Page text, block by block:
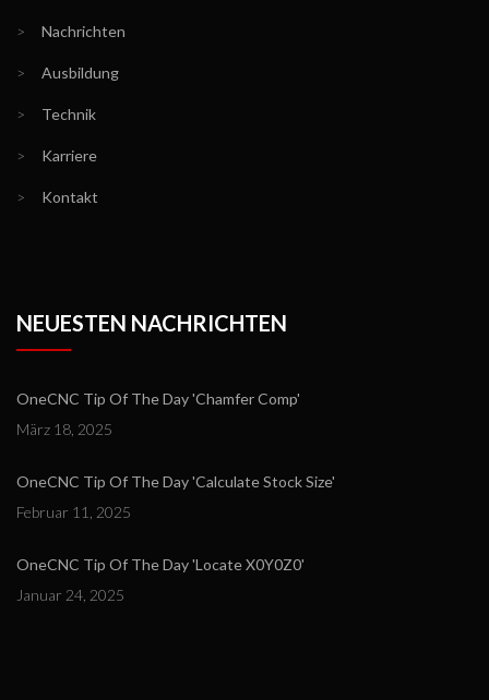
> Nachrichten
> Ausbildung
> Technik
> Karriere
> Kontakt
NEUESTEN NACHRICHTEN
OneCNC Tip Of The Day 'Chamfer Comp'
März 18, 2025
OneCNC Tip Of The Day 'Calculate Stock Size'
Februar 11, 2025
OneCNC Tip Of The Day 'Locate X0Y0Z0'
Januar 24, 2025